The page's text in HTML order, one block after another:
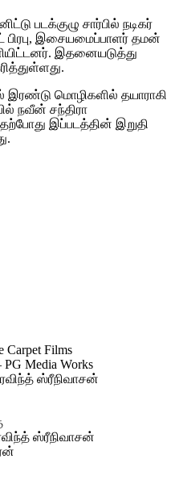
படக்குழு சார்பில் நடிகர்
பிரபு, இசையமைப்பாளர் தமன்
இதனையடுத்து
இரண்டு மொழிகளில் தயாராகி
நவீன் சந்திரா
தற்போது இப்படத்தின் இறுதி
Carpet Films
Media Works
ஸ்ரீநிவாசன்
ஸ்ரீநிவாசன்